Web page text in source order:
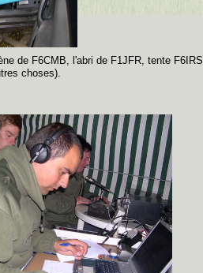
de F6CMB, l'abri de F1JFR, tente F6IRS
choses).